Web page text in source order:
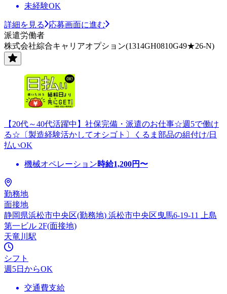
未経験OK
詳細を見る
応募画面に進む
派遣労働者
株式会社綜合キャリアオプション(1314GH0810G49★26-N)
【20代～40代活躍中】社保完備・派遣のお仕事☆週5で働け
る☆〔製造経験活かしてオシゴト〕くるま部品の組付け/日
払いOK
機械オペレーション時給1,200円〜
勤務地
面接地
静岡県浜松市中央区(勤務地) 浜松市中央区曳馬6-19-11 上島
第一ビル 2F(面接地)
天竜川駅
シフト
週5日からOK
交通費支給